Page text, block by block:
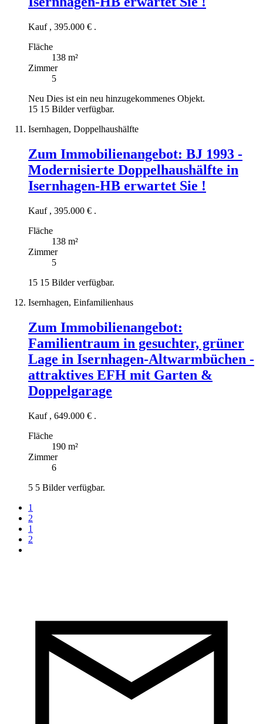
Kauf , 395.000 € .
Fläche
138 m²
Zimmer
5
Neu Dies ist ein neu hinzugekommenes Objekt.
15 15 Bilder verfügbar.
Isernhagen, Doppelhaushälfte
Zum Immobilienangebot: BJ 1993 -
Modernisierte Doppelhaushälfte in
Isernhagen-HB erwartet Sie !
Kauf , 395.000 € .
Fläche
138 m²
Zimmer
5
15 15 Bilder verfügbar.
Isernhagen, Einfamilienhaus
Zum Immobilienangebot:
Familientraum in gesuchter, grüner
Lage in Isernhagen-Altwarmbüchen -
attraktives EFH mit Garten &
Doppelgarage
Kauf , 649.000 € .
Fläche
190 m²
Zimmer
6
5 5 Bilder verfügbar.
1
2
1
2